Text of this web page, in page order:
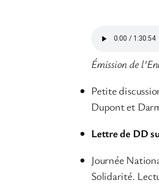
Émission de
Petite
Dupont et
Lettre de DD
Journée
Solidarité.